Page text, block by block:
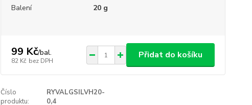
Balení 20 g
99 Kč/bal.
82 Kč bez DPH
Přidat do košíku
Číslo
produktu:
RYVALGSILVH20-
0,4